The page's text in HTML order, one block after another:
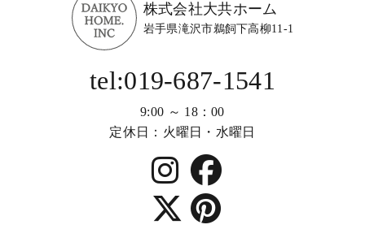
株式会社大共ホーム
岩手県滝沢市鵜飼下高柳11-1
tel:019-687-1541
9:00 ～ 18：00
定休日：火曜日・水曜日